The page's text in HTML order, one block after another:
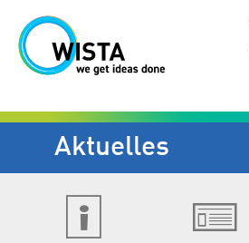
Aktuelles